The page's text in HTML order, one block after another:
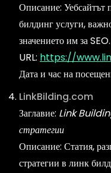
Описание: Уебсайтът
билдинг услуги,
значението им за SEO.
URL: https://
Дата и час на
LinkBilding.com
Заглавие: Link
стратегии
Описание: Статия,
стратегии в линк